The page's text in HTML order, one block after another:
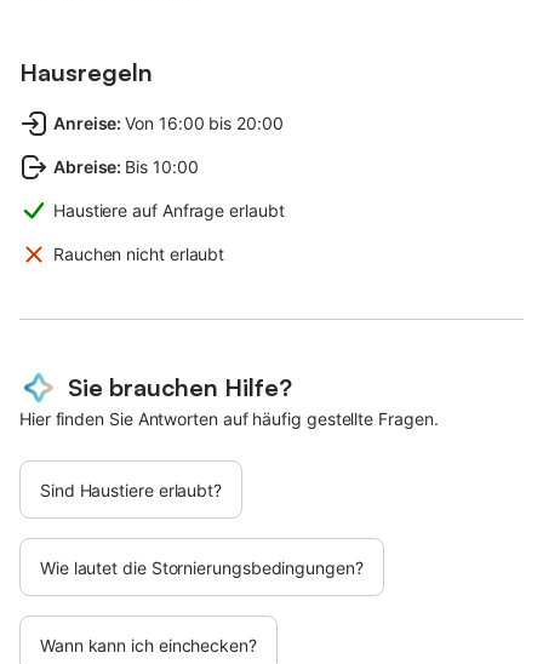
Fahrradverleihe sind ebenfalls vorhanden.
in Tinnum erreichen, oder zu den Orten Keitum, Archsum,
Morsum und zum Rantumer Becken wandern oder mit dem
Fahrrad fahren.
Eine Bäckerei sowie Geschäfte des täglichen Bedarfs sind
ebenfalls in der Nähe.
Hausregeln
Anreise: Von 16:00 bis 20:00
Abreise: Bis 10:00
Haustiere auf Anfrage erlaubt
Rauchen nicht erlaubt
Sie brauchen Hilfe?
Hier finden Sie Antworten auf häufig gestellte Fragen.
Sind Haustiere erlaubt?
Wie lautet die Stornierungsbedingungen?
Wann kann ich einchecken?